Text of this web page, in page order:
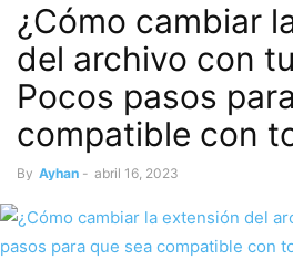
¿Cómo cambiar
del archivo con
Pocos pasos
compatible con
By Ayhan - abril 16, 2023